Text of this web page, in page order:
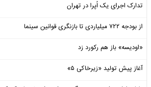
تدارک اجرای یک اُپرا در تهران
از بودجه ۷۲۲ میلیاردی تا بازنگری قوانین سینما
«اودیسه» باز هم رکورد زد
آغاز پیش تولید «زیرخاکی ۵»